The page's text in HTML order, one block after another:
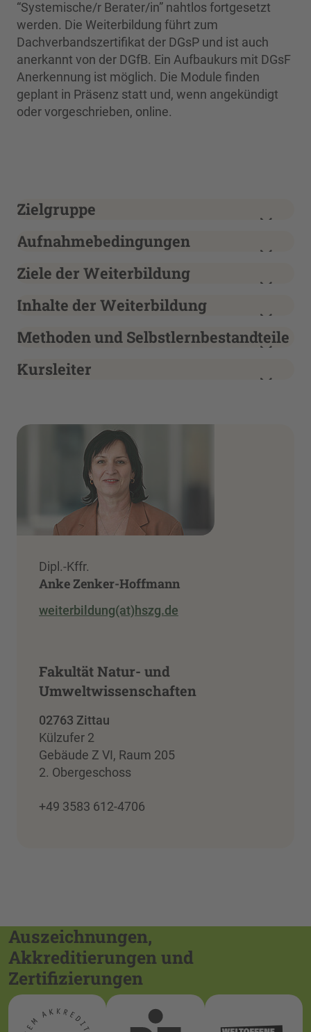
“Systemische/r Berater/in” nahtlos fortgesetzt
werden. Die Weiterbildung führt zum
Dachverbandszertifikat der DGsP und ist auch
anerkannt von der DGfB. Ein Aufbaukurs mit DGsF
Anerkennung ist möglich. Die Module finden
geplant in Präsenz statt und, wenn angekündigt
oder vorgeschrieben, online.
Zielgruppe
Aufnahmebedingungen
Ziele der Weiterbildung
Inhalte der Weiterbildung
Methoden und Selbstlernbestandteile
Kursleiter
Dipl.-Kffr.
Anke Zenker-Hoffmann
weiterbildung(at)hszg.de
Fakultät Natur- und
Umweltwissenschaften
02763 Zittau
Külzufer 2
Gebäude Z VI, Raum 205
2. Obergeschoss
+49 3583 612-4706
Auszeichnungen,
Akkreditierungen und
Zertifizierungen